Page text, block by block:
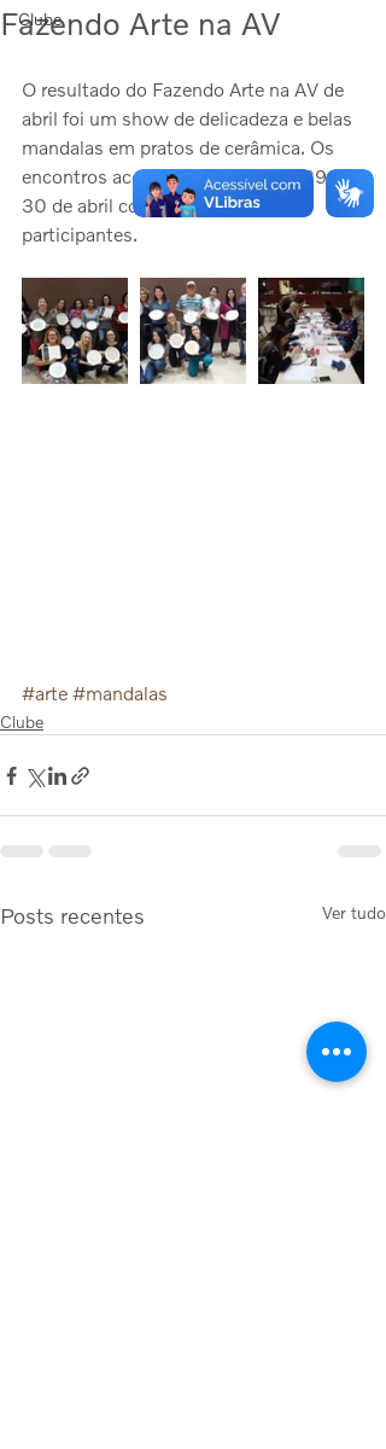
Clube
Fazendo Arte na AV
O resultado do Fazendo Arte na AV de
abril foi um show de delicadeza e belas
mandalas em pratos de cerâmica. Os
encontros aconteceram nos dias 29 e
30 de abril com a presença de 20
participantes.
#arte #mandalas
Clube
Posts recentes Ver tudo